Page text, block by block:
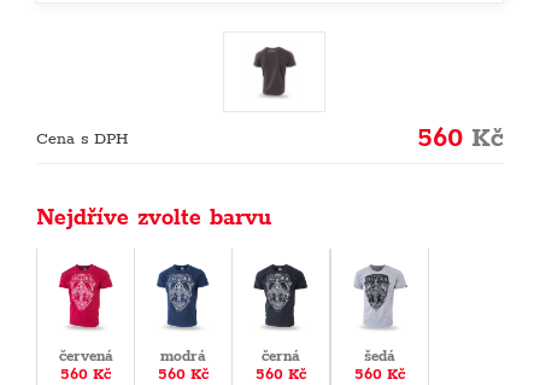
Cena s DPH 560 Kč
Nejdříve zvolte barvu
červená
560 Kč
modrá
560 Kč
černá
560 Kč
šedá
560 Kč